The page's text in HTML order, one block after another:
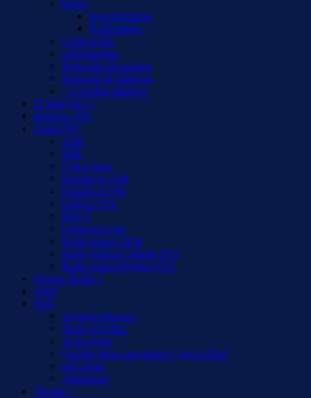
Bases
Procedimiento
Radiopaíses
Clsificación
misDiplomas
Preguntas frecuentes
Solicitud de diploma
– Consulta diploma
El Dial (fm) +
Informes DX
Listas DX
Aoki
EiBi
Cruce listas
España en OM
España en FM
Galería QSL
HFCC
Logs/escuchas
Radio-países AER
Radio-países/Códigos ITU
Radio-países/Prefijos ITU
Notizie Radio +
S500
Sitio
Agradecimientos
Áreas privadas
Aviso legal
Gestión datos personales y privacidad
miCuenta
¡Síguenos!
Tienda +